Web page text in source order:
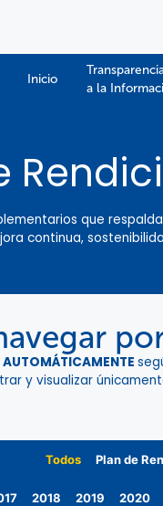
Inicio
a la
que
continua,
y visualizar
Plan de
Todos
2018 2019 2020